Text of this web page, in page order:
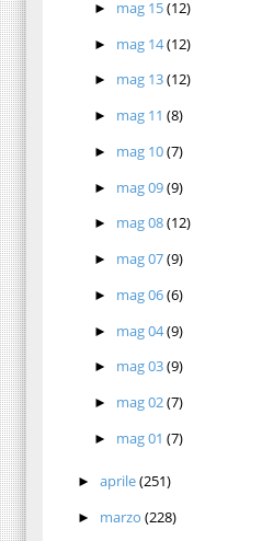
► mag 15(12)
► mag 14(12)
► mag 13(12)
► mag 11(8)
► mag 10(7)
► mag 09(9)
► mag 08(12)
► mag 07(9)
► mag 06(6)
► mag 04(9)
► mag 03(9)
► mag 02(7)
► mag 01(7)
► aprile(251)
► marzo (228)